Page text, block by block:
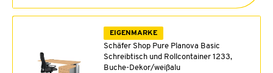
EIGENMARKE
Schäfer Shop Pure Planova Basic
Schreibtisch und Rollcontainer 1233,
Buche-Dekor/weißalu